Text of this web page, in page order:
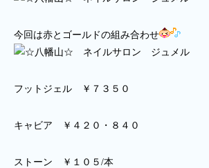
今回は赤とゴールドの組み合わせ
フットジェル ￥７３５０
キャビア ￥４２０・８４０
ストーン ￥１０５/本